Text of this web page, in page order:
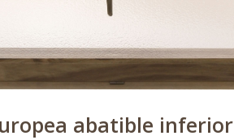
abatible inferior